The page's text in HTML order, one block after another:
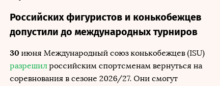
Российских фигуристов и конькобежцев
допустили до международных турниров
30 июня Международный союз конькобежцев (ISU)
разрешил российским спортсменам вернуться на
соревнования в сезоне 2026/27. Они смогут